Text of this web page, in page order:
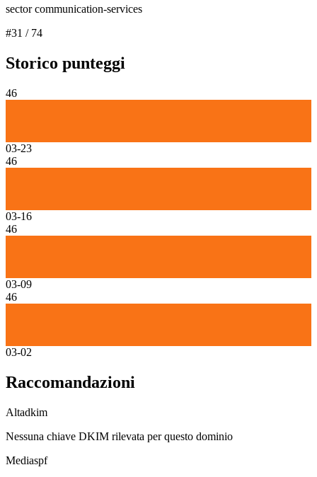
sector communication-services
#31 / 74
Storico punteggi
46
03-23
46
03-16
46
03-09
46
03-02
Raccomandazioni
Altadkim
Nessuna chiave DKIM rilevata per questo dominio
Mediaspf